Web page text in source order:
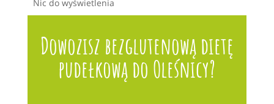
Nic do wyświetlenia
Dowozisz bezglutenową dietę
pudełkową do Oleśnicy?